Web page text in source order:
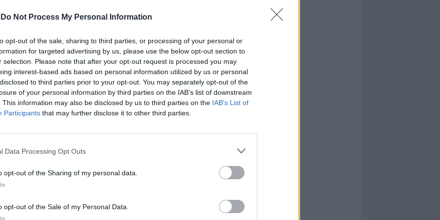
Do Not Process My Personal Information
opt-out of the sale, sharing to third parties, or processing of your personal or
for targeted advertising by us, please use the below opt-out section to
selection. Please note that after your opt-out request is processed you may
interest-based ads based on personal information utilized by us or personal
to third parties prior to your opt-out. You may separately opt-out of the
of your personal information by third parties on the IAB’s list of downstream
This information may also be disclosed by us to third parties on the IAB’s List of
Participants that may further disclose it to other third parties.
Data Processing Opt Outs
opt-out of the Sharing of my personal data.
opt-out of the Sale of my Personal Data.
March 7, 2023
sono comparse anche scritte eloquenti
Secondo le tv locali ci sono stati molti
feriti negli scontri, tra cui giornalisti.
sulla "trasparenza dell'influenza
Martedì è stato approvato in prima
Georgiano, che prevede
di influenza straniera”. Secondo questa
non commerciali finanziate per oltre
Lo scopo? Limitare la libertà di